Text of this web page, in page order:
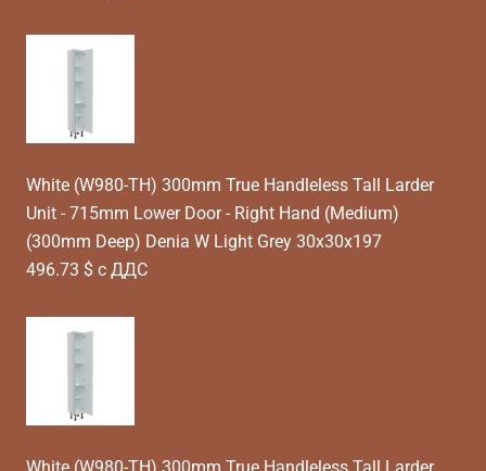
White (W980-TH) 300mm True Handleless Tall Larder
Unit - 715mm Lower Door - Right Hand (Medium)
(300mm Deep) Denia W Light Grey 30x30x197
496.73 $ с ДДС